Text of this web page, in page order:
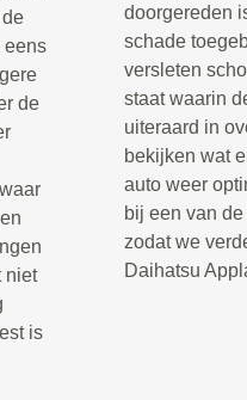
eens
de
niet
is
doorgereden
schade
versleten
staat waarin
uiteraard in
bekijken wat
auto weer
bij een van
zodat we
Daihatsu